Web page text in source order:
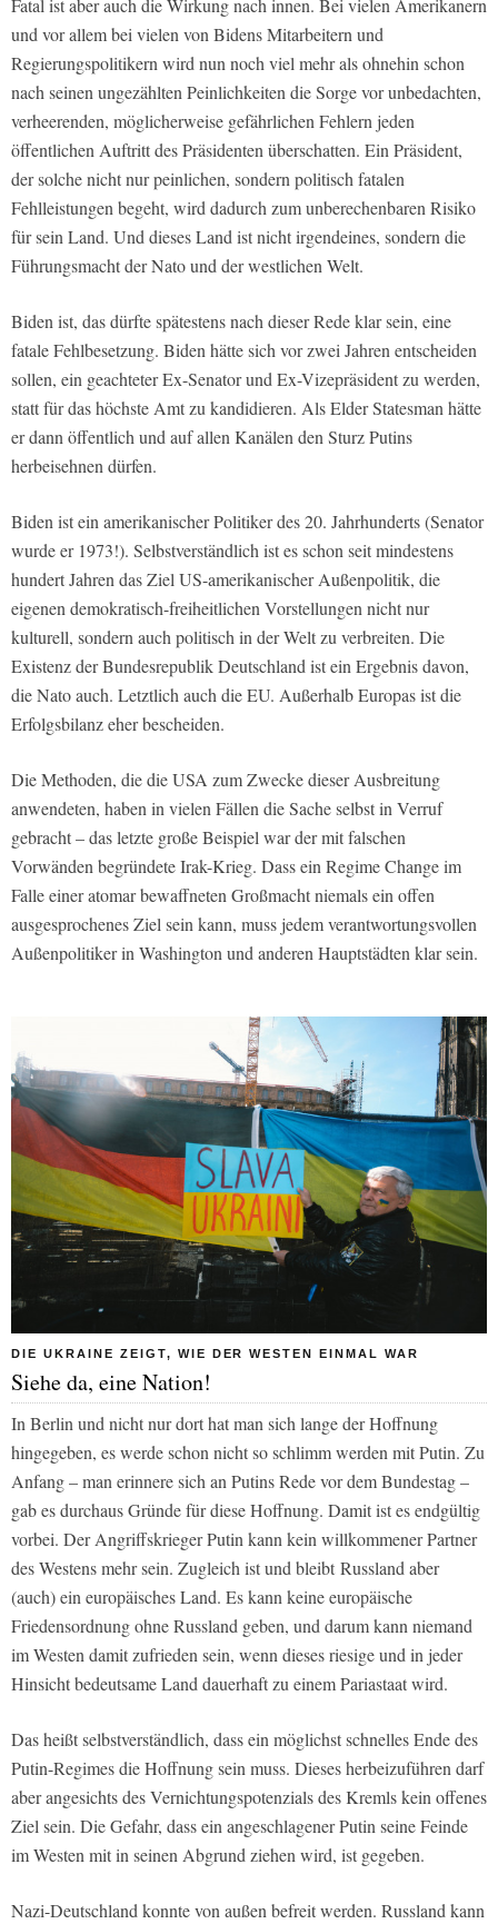
Fatal ist aber auch die Wirkung nach innen. Bei vielen Amerikanern
und vor allem bei vielen von Bidens Mitarbeitern und
Regierungspolitikern wird nun noch viel mehr als ohnehin schon
nach seinen ungezählten Peinlichkeiten die Sorge vor unbedachten,
verheerenden, möglicherweise gefährlichen Fehlern jeden
öffentlichen Auftritt des Präsidenten überschatten. Ein Präsident,
der solche nicht nur peinlichen, sondern politisch fatalen
Fehlleistungen begeht, wird dadurch zum unberechenbaren Risiko
für sein Land. Und dieses Land ist nicht irgendeines, sondern die
Führungsmacht der Nato und der westlichen Welt.
Biden ist, das dürfte spätestens nach dieser Rede klar sein, eine
fatale Fehlbesetzung. Biden hätte sich vor zwei Jahren entscheiden
sollen, ein geachteter Ex-Senator und Ex-Vizepräsident zu werden,
statt für das höchste Amt zu kandidieren. Als Elder Statesman hätte
er dann öffentlich und auf allen Kanälen den Sturz Putins
herbeisehnen dürfen.
Biden ist ein amerikanischer Politiker des 20. Jahrhunderts (Senator
wurde er 1973!). Selbstverständlich ist es schon seit mindestens
hundert Jahren das Ziel US-amerikanischer Außenpolitik, die
eigenen demokratisch-freiheitlichen Vorstellungen nicht nur
kulturell, sondern auch politisch in der Welt zu verbreiten. Die
Existenz der Bundesrepublik Deutschland ist ein Ergebnis davon,
die Nato auch. Letztlich auch die EU. Außerhalb Europas ist die
Erfolgsbilanz eher bescheiden.
Die Methoden, die die USA zum Zwecke dieser Ausbreitung
anwendeten, haben in vielen Fällen die Sache selbst in Verruf
gebracht – das letzte große Beispiel war der mit falschen
Vorwänden begründete Irak-Krieg. Dass ein Regime Change im
Falle einer atomar bewaffneten Großmacht niemals ein offen
ausgesprochenes Ziel sein kann, muss jedem verantwortungsvollen
Außenpolitiker in Washington und anderen Hauptstädten klar sein.
DIE UKRAINE ZEIGT, WIE DER WESTEN EINMAL WAR
Siehe da, eine Nation!
In Berlin und nicht nur dort hat man sich lange der Hoffnung
hingegeben, es werde schon nicht so schlimm werden mit Putin. Zu
Anfang – man erinnere sich an Putins Rede vor dem Bundestag –
gab es durchaus Gründe für diese Hoffnung. Damit ist es endgültig
vorbei. Der Angriffskrieger Putin kann kein willkommener Partner
des Westens mehr sein. Zugleich ist und bleibt Russland aber
(auch) ein europäisches Land. Es kann keine europäische
Friedensordnung ohne Russland geben, und darum kann niemand
im Westen damit zufrieden sein, wenn dieses riesige und in jeder
Hinsicht bedeutsame Land dauerhaft zu einem Pariastaat wird.
Das heißt selbstverständlich, dass ein möglichst schnelles Ende des
Putin-Regimes die Hoffnung sein muss. Dieses herbeizuführen darf
aber angesichts des Vernichtungspotenzials des Kremls kein offenes
Ziel sein. Die Gefahr, dass ein angeschlagener Putin seine Feinde
im Westen mit in seinen Abgrund ziehen wird, ist gegeben.
Nazi-Deutschland konnte von außen befreit werden. Russland kann